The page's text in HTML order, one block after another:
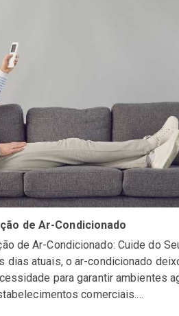
de Ar-Condicionado
de Ar-Condicionado: Cuide do
dias atuais, o ar-condicionado
para garantir ambientes
comerciais....